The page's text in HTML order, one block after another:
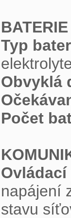
Typ
Obvyklá
Počet
Ovládací
napájení